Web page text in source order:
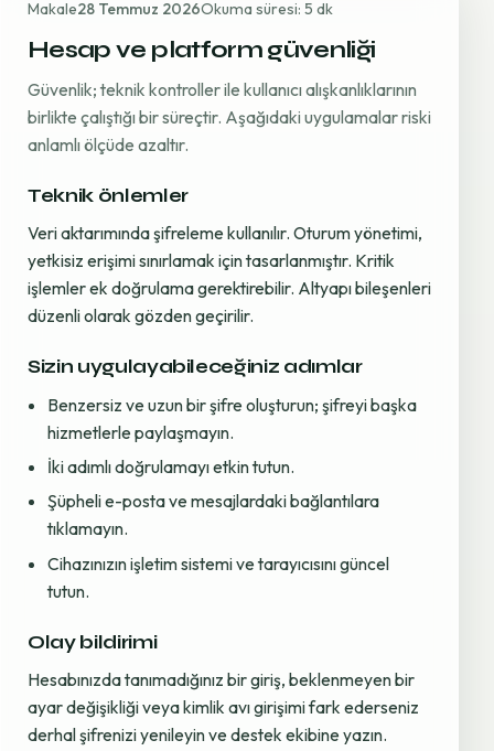
Makale28 Temmuz 2026Okuma süresi: 5 dk
Hesap ve platform güvenliği
Güvenlik; teknik kontroller ile kullanıcı alışkanlıklarının
birlikte çalıştığı bir süreçtir. Aşağıdaki uygulamalar riski
anlamlı ölçüde azaltır.
Teknik önlemler
Veri aktarımında şifreleme kullanılır. Oturum yönetimi,
yetkisiz erişimi sınırlamak için tasarlanmıştır. Kritik
işlemler ek doğrulama gerektirebilir. Altyapı bileşenleri
düzenli olarak gözden geçirilir.
Sizin uygulayabileceğiniz adımlar
Benzersiz ve uzun bir şifre oluşturun; şifreyi başka
hizmetlerle paylaşmayın.
İki adımlı doğrulamayı etkin tutun.
Şüpheli e-posta ve mesajlardaki bağlantılara
tıklamayın.
Cihazınızın işletim sistemi ve tarayıcısını güncel
tutun.
Olay bildirimi
Hesabınızda tanımadığınız bir giriş, beklenmeyen bir
ayar değişikliği veya kimlik avı girişimi fark ederseniz
derhal şifrenizi yenileyin ve destek ekibine yazın.